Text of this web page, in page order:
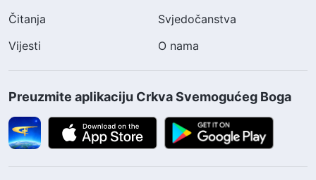
Čitanja
Svjedočanstva
Vijesti
O nama
Preuzmite aplikaciju Crkva Svemogućeg Boga